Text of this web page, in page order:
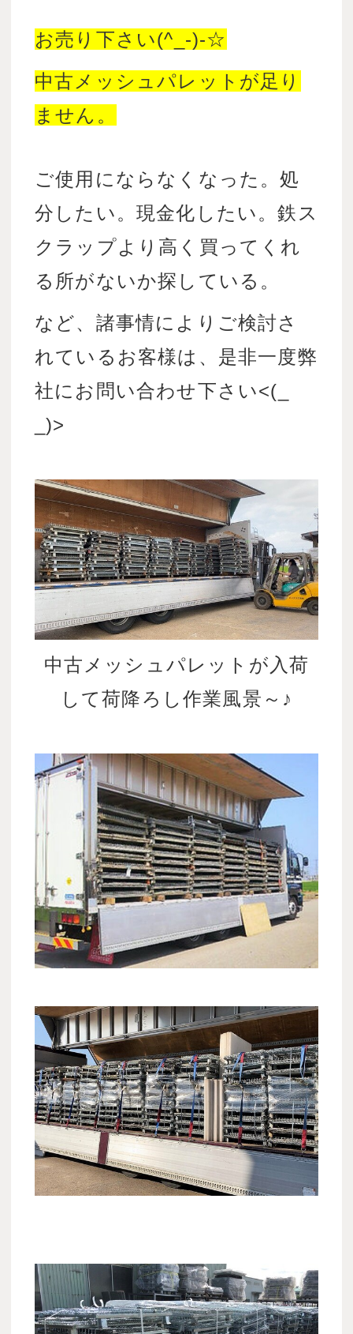
お売り下さい(^_-)-☆
中古メッシュパレットが足り
ません。
ご使用にならなくなった。処
分したい。現金化したい。鉄ス
クラップより高く買ってくれ
る所がないか探している。
など、諸事情によりご検討さ
れているお客様は、是非一度弊
社にお問い合わせ下さい<(_
_)>
中古メッシュパレットが入荷
して荷降ろし作業風景～♪